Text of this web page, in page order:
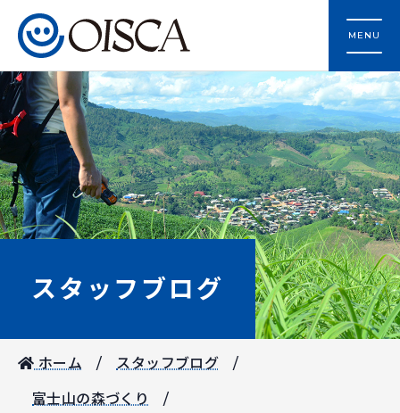
MENU
スタッフブログ
ホーム スタッフブログ
富士山の森づくり